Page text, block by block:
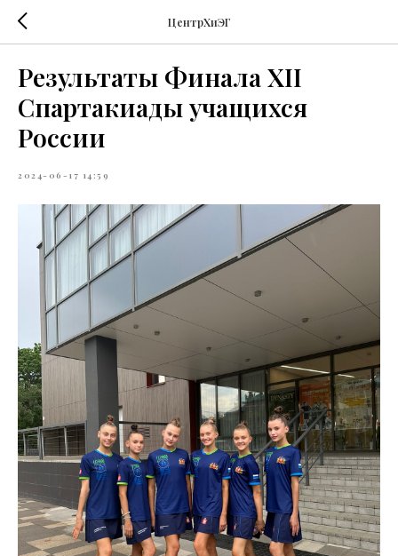
ЦентрХиЭГ
Результаты Финала XII
Спартакиады учащихся
России
2024-06-17 14:59